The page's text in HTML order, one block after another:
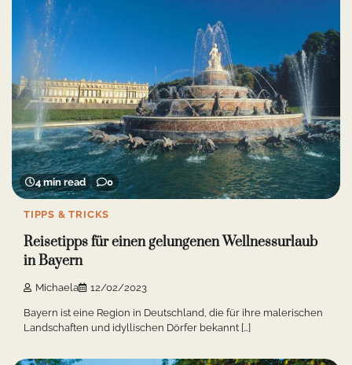
4 min read 0
TIPPS & TRICKS
Reisetipps für einen gelungenen Wellnessurlaub
in Bayern
Michaela 12/02/2023
Bayern ist eine Region in Deutschland, die für ihre malerischen
Landschaften und idyllischen Dörfer bekannt […]